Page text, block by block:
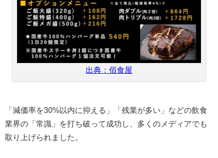
出典：佰食屋
「減価率を30%以内に抑える」「残業が多い」などの飲食
業界の「常識」を打ち破って成功し、多くのメディアでも
取り上げられました。